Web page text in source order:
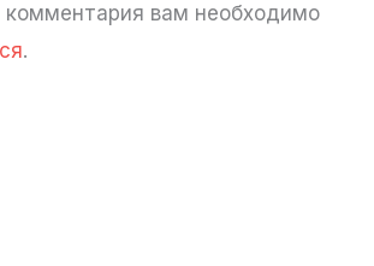
комментария вам необходимо
.